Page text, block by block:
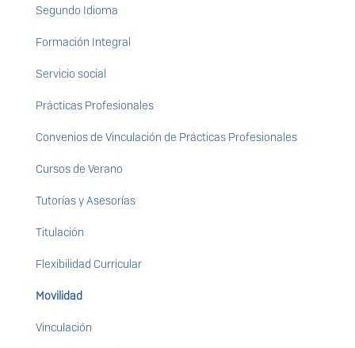
Segundo Idioma
Formación Integral
Servicio social
Prácticas Profesionales
Convenios de Vinculación de Prácticas Profesionales
Cursos de Verano
Tutorías y Asesorías
Titulación
Flexibilidad Curricular
Movilidad
Vinculación